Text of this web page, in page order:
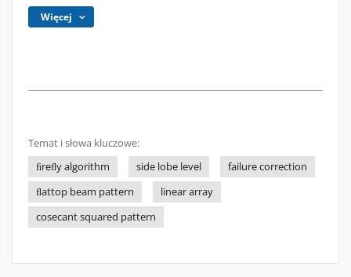
Więcej
Temat i słowa kluczowe:
ﬁreﬂy algorithm
side lobe level
failure correction
ﬂattop beam pattern
linear array
cosecant squared pattern